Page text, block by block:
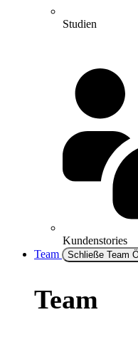
Studien
Kundenstories
Team
Schließe Team
Team